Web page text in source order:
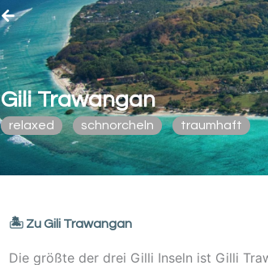
Gili Trawangan
relaxed schnorcheln traumhaft
🏝️ Zu Gili Trawangan
Die größte der drei Gilli Inseln ist Gilli